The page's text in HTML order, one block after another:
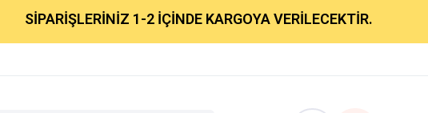
SİPARİŞLERİNİZ 1-2 İÇİNDE KARGOYA VERİLECEKTİR.